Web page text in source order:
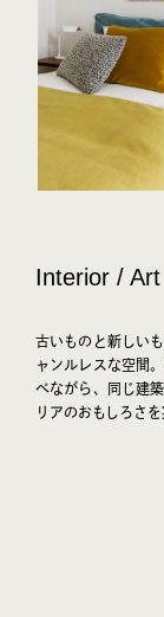
Interior / Art
古いものと新しい
ャンルレスな空間
べながら、同じ建
リアのおもしろさを